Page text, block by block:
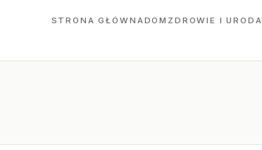
STRONA GŁÓWNADOM ZDROWIE I URODA